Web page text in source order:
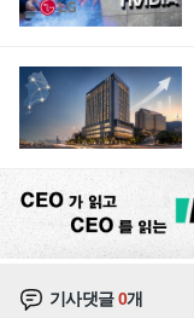
기사댓글0개